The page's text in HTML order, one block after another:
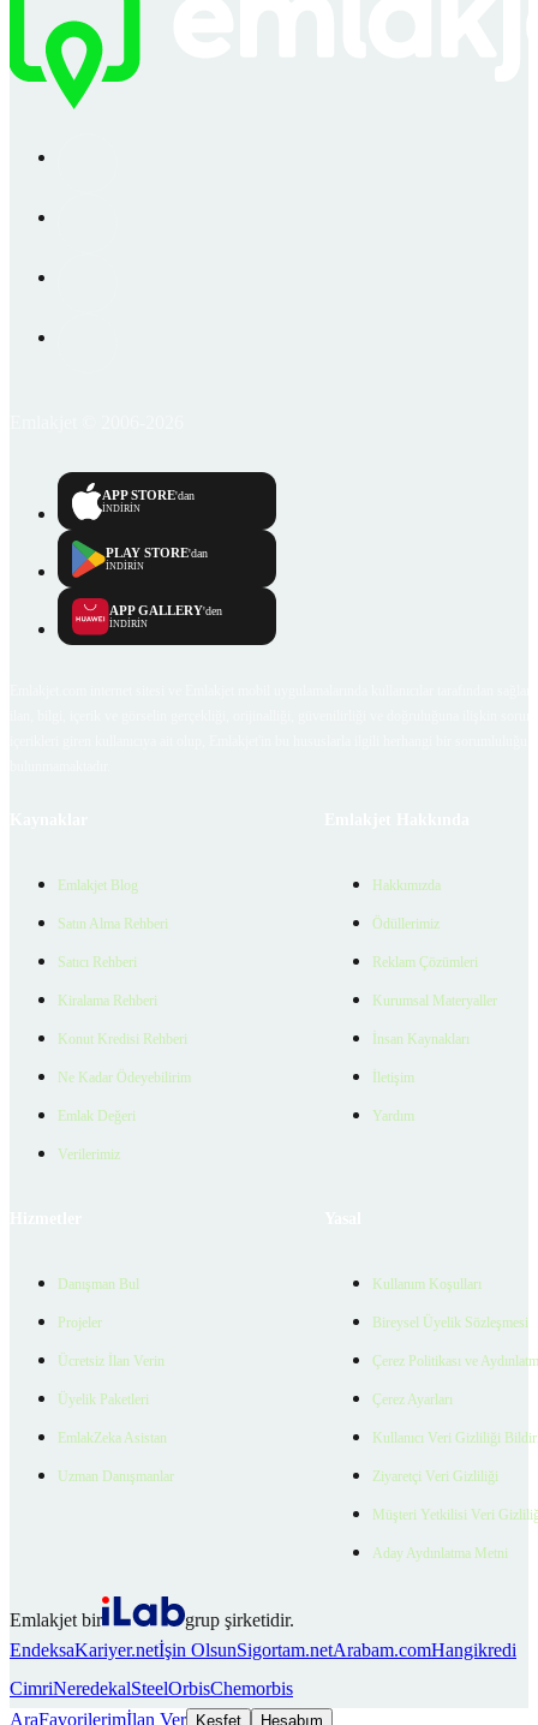
APP STORE'dan
İNDİRİN
PLAY STORE'dan
İNDİRİN
APP GALLERY'den
İNDİRİN
Emlakjet Blog
Satın Alma Rehberi
Satıcı Rehberi
Kiralama Rehberi
Konut Kredisi Rehberi
Ne Kadar Ödeyebilirim
Emlak Değeri
Verilerimiz
Hakkımızda
Ödüllerimiz
Reklam Çözümleri
Kurumsal Materyaller
İnsan Kaynakları
İletişim
Yardım
Danışman Bul
Projeler
Ücretsiz İlan Verin
Üyelik Paketleri
EmlakZeka Asistan
Uzman Danışmanlar
Kullanım Koşulları
Bireysel Üyelik Sözleşmesi
Çerez Politikası ve
Çerez Ayarları
Kullanıcı Veri Gizliliği
Ziyaretçi Veri Gizliliği
Müşteri Yetkilisi Veri
Aday Aydınlatma Metni
Emlakjet bir
grup şirketidir.
EndeksaKariyer.netİşin OlsunSigortam.netArabam.comHangikredi
CimriNeredekalSteelOrbisChemorbis
AraFavorilerimİlan Ver Keşfet Hesabım